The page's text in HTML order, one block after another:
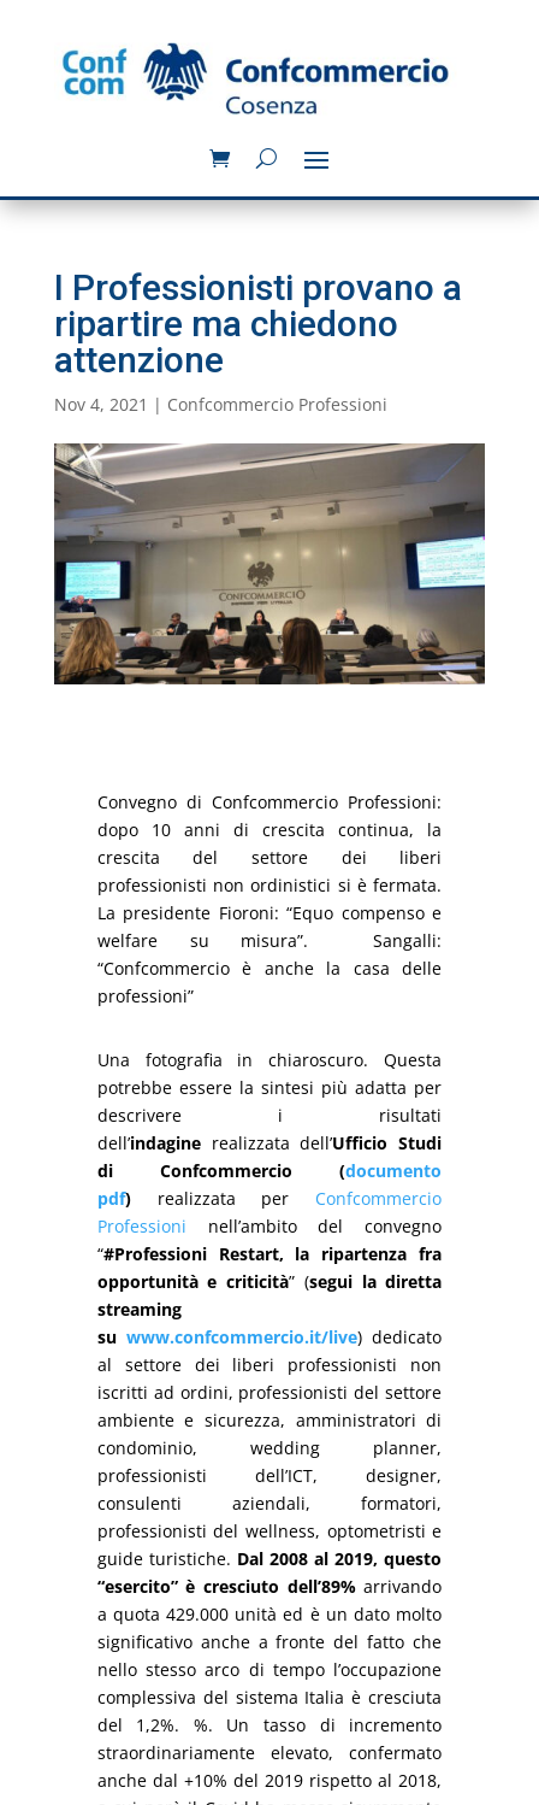
I Professionisti provano a
ripartire ma chiedono
attenzione
Nov 4, 2021 | Confcommercio Professioni
Convegno di Confcommercio Professioni:
dopo 10 anni di crescita continua, la
crescita del settore dei liberi
professionisti non ordinistici si è fermata.
La presidente Fioroni: “Equo compenso e
welfare su misura”. Sangalli:
“Confcommercio è anche la casa delle
professioni”
Una fotografia in chiaroscuro. Questa
potrebbe essere la sintesi più adatta per
descrivere i risultati
dell’indaginerealizzata dell’Ufficio Studi
di Confcommercio (documento
pdf)realizzata per Confcommercio
Professioni nell’ambito del convegno
“#Professioni Restart, la ripartenza fra
opportunità e criticità” (segui la diretta
streaming
su www.confcommercio.it/live) dedicato
al settore dei liberi professionisti non
iscritti ad ordini, professionisti del settore
ambiente e sicurezza, amministratori di
condominio, wedding planner,
professionisti dell’ICT, designer,
consulenti aziendali, formatori,
professionisti del wellness, optometristi e
guide turistiche. Dal 2008 al 2019, questo
“esercito” è cresciuto dell’89% arrivando
a quota 429.000 unità ed è un dato molto
significativo anche a fronte del fatto che
nello stesso arco di tempo l’occupazione
complessiva del sistema Italia è cresciuta
del 1,2%. %. Un tasso di incremento
straordinariamente elevato, confermato
anche dal +10% del 2019 rispetto al 2018,